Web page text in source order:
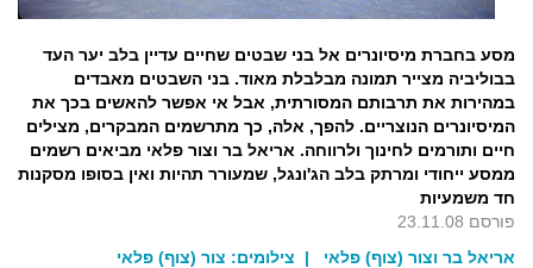
מסע בחברת מיסיונרים אל בני שבטים שחיים עדיין בלב יער העד
בבוליביה מצייר תמונה מבלבלת מאוד. בני השבטים מאבדים
במהירות את תרבותם המסורתית, אבל אי אפשר להאשים בכך את
המיסיונרים הנוצריים. להפך, אלה, כך מתרשמים המבקרים, מצילים
חיים ותורמים לחינוך ולרווחה. אריאל בר וצור פלאי מביאים רשמים
ממסע ייחודי ומרתק בלב הג'ונגל, שמעורר תהיות ואין בסופו מסקנות
חד משמעיות
פורסם 23.11.08
אריאל בר וצור (צוף) פלאי
| צילומים: צור (צוף) פלאי